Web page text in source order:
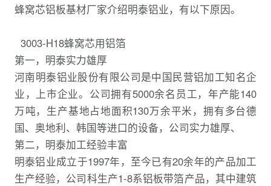
蜂窝芯铝板基材厂家介绍明泰铝业，有以下原因。
3003-H18蜂窝芯用铝箔
第一，明泰实力雄厚
河南明泰铝业股份有限公司是中国民营铝加工知名企
业，上市企业。公司拥有5000余名员工，年产能140
万吨，生产基地占地面积130万余平米，拥有多台德
国、奥地利、韩国等进口的设备，公司实力雄厚、
第二，明泰加工经验丰富
明泰铝业成立于1997年，至今已有20余年的产品加工
生产经验，公司科生产1-8系铝板带箔产品，其中建筑